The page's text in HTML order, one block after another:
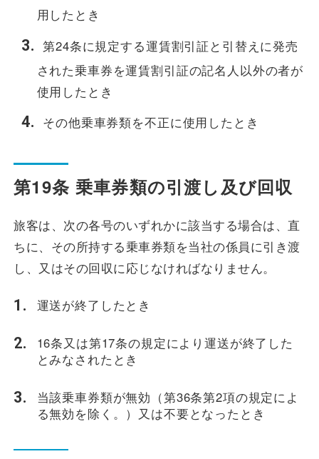
用したとき
第24条に規定する運賃割引証と引替えに発売
された乗車券を運賃割引証の記名人以外の者が
使用したとき
その他乗車券類を不正に使用したとき
第19条 乗車券類の引渡し及び回収
旅客は、次の各号のいずれかに該当する場合は、直
ちに、その所持する乗車券類を当社の係員に引き渡
し、又はその回収に応じなければなりません。
運送が終了したとき
16条又は第17条の規定により運送が終了した
とみなされたとき
当該乗車券類が無効（第36条第2項の規定によ
る無効を除く。）又は不要となったとき